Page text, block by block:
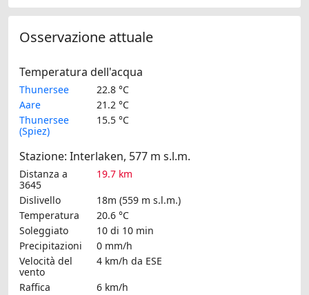
Osservazione attuale
Temperatura dell'acqua
Thunersee
22.8 °C
Aare
21.2 °C
Thunersee
(Spiez)
15.5 °C
Stazione: Interlaken, 577 m s.l.m.
Distanza a
3645
19.7 km
Dislivello
18m (559 m s.l.m.)
Temperatura
20.6 °C
Soleggiato
10 di 10 min
Precipitazioni
0 mm/h
Velocità del
vento
4 km/h da ESE
Raffica
6 km/h